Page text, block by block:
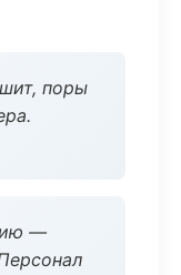
поры
—